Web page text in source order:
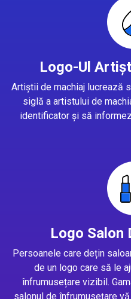
Logo-Ul
Artiștii de machiaj lucrează
siglă a artistului de
identificator și să
Logo Salon
Persoanele care dețin
de un logo care să le
înfrumusețare vizibil.
salonul de înfrumusețare